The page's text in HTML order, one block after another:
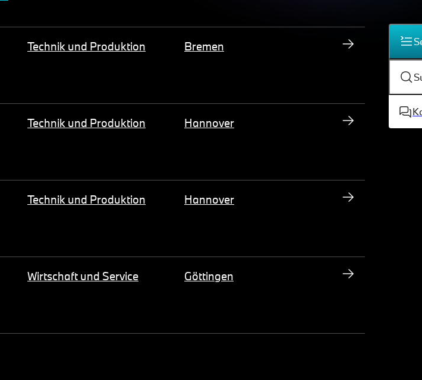
Technik und Produktion Bremen
Technik und Produktion Hannover
Technik und Produktion Hannover
Wirtschaft und Service Göttingen